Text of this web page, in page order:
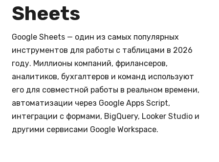
Sheets
Google Sheets — один из самых популярных
инструментов для работы с таблицами в 2026
году. Миллионы компаний, фрилансеров,
аналитиков, бухгалтеров и команд используют
его для совместной работы в реальном времени,
автоматизации через Google Apps Script,
интеграции с формами, BigQuery, Looker Studio и
другими сервисами Google Workspace.